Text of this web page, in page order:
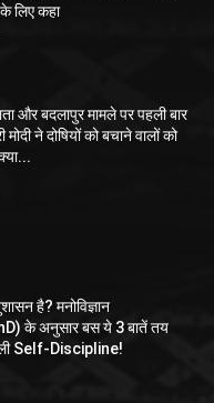
लिए कहा
और बदलापुर मामले पर पहली बार
ने दोषियों को बचाने वालों को
है? मनोविज्ञान
के अनुसार बस ये 3 बातें तय
Self-Discipline!